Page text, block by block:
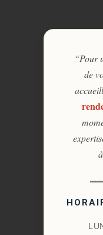
“Pour
de